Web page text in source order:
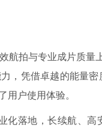
拍与专业成片质量
，凭借卓越的能量
用户使用体验。
落地，长续航、高